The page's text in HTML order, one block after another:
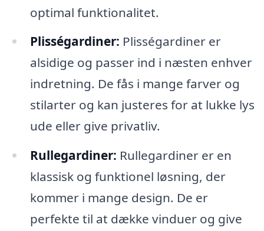
optimal funktionalitet.
Plisségardiner: Plisségardiner er
alsidige og passer ind i næsten enhver
indretning. De fås i mange farver og
stilarter og kan justeres for at lukke lys
ude eller give privatliv.
Rullegardiner: Rullegardiner er en
klassisk og funktionel løsning, der
kommer i mange design. De er
perfekte til at dække vinduer og give